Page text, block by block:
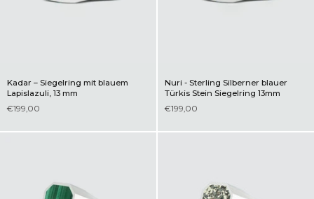
Kadar – Siegelring mit blauem
Lapislazuli, 13 mm
€199,00
Nuri - Sterling Silberner blauer
Türkis Stein Siegelring 13mm
€199,00